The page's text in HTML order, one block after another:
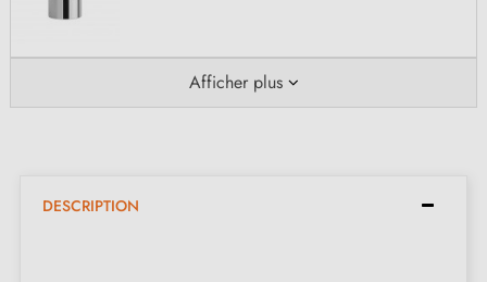
Afficher plus
DESCRIPTION